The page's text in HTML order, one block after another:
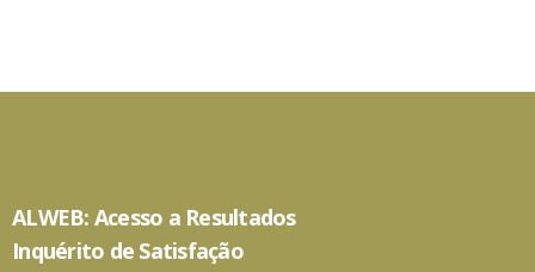
ALWEB: Acesso a Resultados
Inquérito de Satisfação